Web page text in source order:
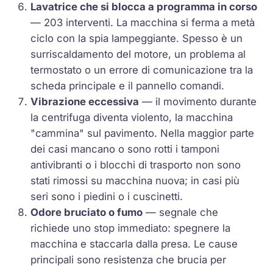
Lavatrice che si blocca a programma in corso
— 203 interventi. La macchina si ferma a metà
ciclo con la spia lampeggiante. Spesso è un
surriscaldamento del motore, un problema al
termostato o un errore di comunicazione tra la
scheda principale e il pannello comandi.
Vibrazione eccessiva — il movimento durante
la centrifuga diventa violento, la macchina
"cammina" sul pavimento. Nella maggior parte
dei casi mancano o sono rotti i tamponi
antivibranti o i blocchi di trasporto non sono
stati rimossi su macchina nuova; in casi più
seri sono i piedini o i cuscinetti.
Odore bruciato o fumo — segnale che
richiede uno stop immediato: spegnere la
macchina e staccarla dalla presa. Le cause
principali sono resistenza che brucia per